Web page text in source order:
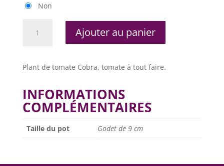
Non
Ajouter au panier
Plant de tomate Cobra, tomate à tout faire.
INFORMATIONS
COMPLÉMENTAIRES
Taille du pot Godet de 9 cm